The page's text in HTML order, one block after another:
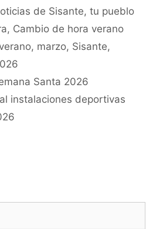
de Sisante, tu pueblo
, Cambio de hora verano
, marzo, Sisante,
Santa 2026
instalaciones deportivas